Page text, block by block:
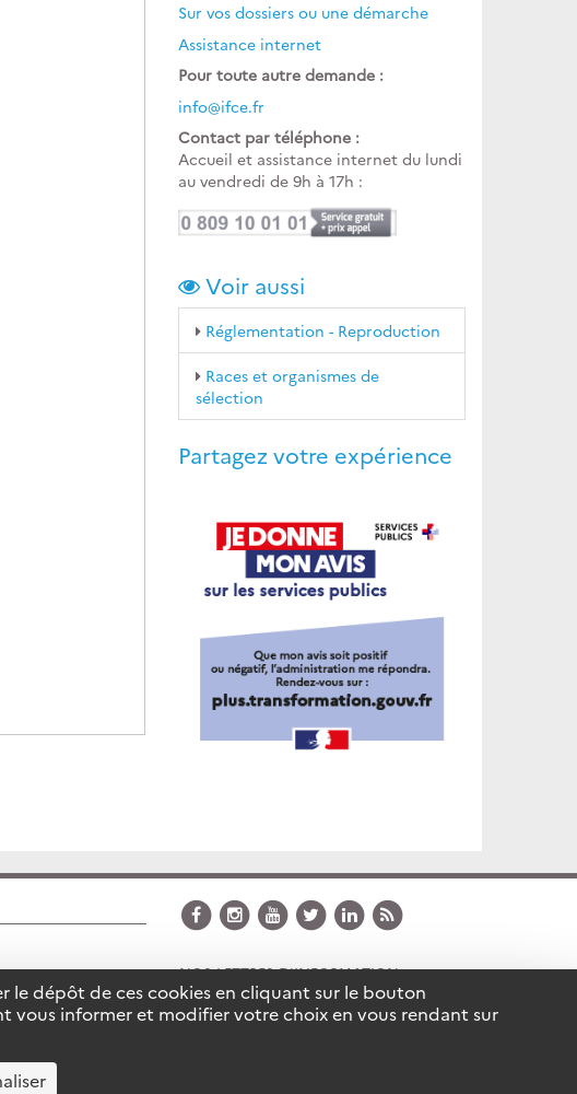
Sur vos dossiers ou une démarche
Assistance internet
Pour toute autre demande :
info@ifce.fr
Contact par téléphone :
Accueil et assistance internet du lundi
au vendredi de 9h à 17h :
Voir aussi
Réglementation - Reproduction
Races et organismes de
sélection
Partagez votre expérience
NOS LETTRES D'INFORMATION
Inscription
le dépôt de ces cookies en cliquant sur le bouton
vous informer et modifier votre choix en vous rendant sur